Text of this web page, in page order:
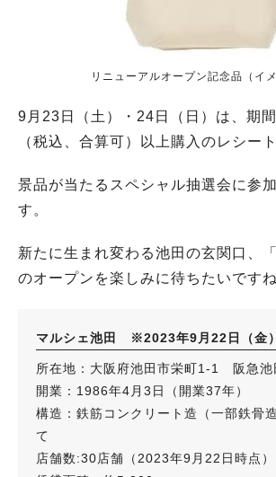
リニューアルオープン記念品（イメ
9月23日（土）・24日（日）は、期
（税込、合算可）以上購入のレシー
景品が当たるスペシャル抽選会に参
す。
新たに生まれ変わる池田の玄関口、
のオープンを楽しみに待ちたいですね
マルシェ池田 ※2023年9月22日（金
所在地：大阪府池田市栄町1-1 阪急池
開業：1986年4月3日（開業37年）
構造：鉄筋コンクリート造（一部鉄骨
て
店舗数:30店舗（2023年9月22日時点）